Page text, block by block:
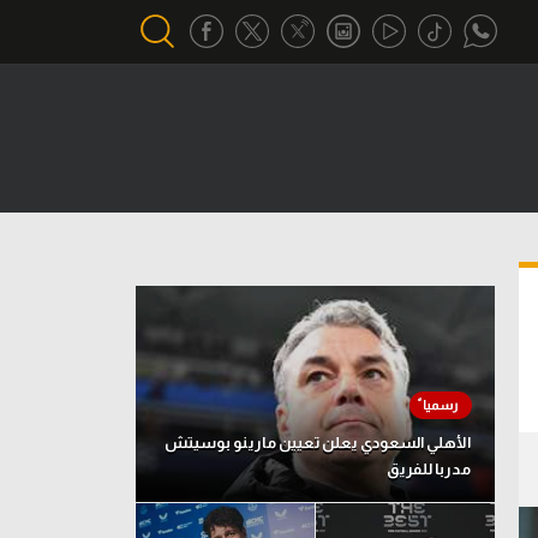
تحقيق في الجول
تقرير في الجول
تحليل في الجول
حكايات في الجول
كويز في الجول
فيديو في الجول
الأهلي السعودي يعلن تعيين مارينو بوسيتش
مدربا للفريق